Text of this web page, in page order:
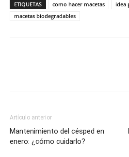
ETIQUETAS como hacer macetas
idea
macetas biodegradables
Artículo anterior
Mantenimiento del césped en
enero: ¿cómo cuidarlo?